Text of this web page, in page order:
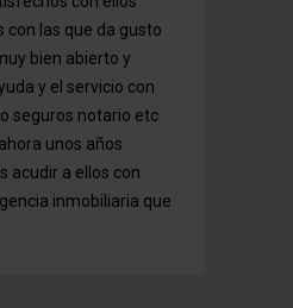
con las que da gusto
bien abierto y
y el servicio con
seguros notario etc
unos años
acudir a ellos con
inmobiliaria que